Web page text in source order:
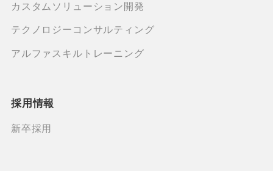
カスタムソリューション開発
テクノロジーコンサルティング
アルファスキルトレーニング
採用情報
新卒採用